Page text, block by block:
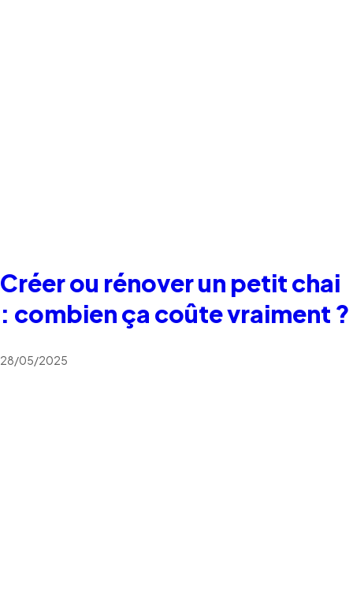
Créer ou rénover un petit chai
: combien ça coûte vraiment ?
28/05/2025